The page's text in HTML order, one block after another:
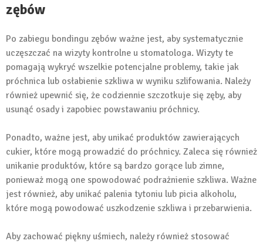
zębów
Po zabiegu bondingu zębów ważne jest, aby systematycznie
uczęszczać na wizyty kontrolne u stomatologa. Wizyty te
pomagają wykryć wszelkie potencjalne problemy, takie jak
próchnica lub osłabienie szkliwa w wyniku szlifowania. Należy
również upewnić się, że codziennie szczotkuje się zęby, aby
usunąć osady i zapobiec powstawaniu próchnicy.
Ponadto, ważne jest, aby unikać produktów zawierających
cukier, które mogą prowadzić do próchnicy. Zaleca się również
unikanie produktów, które są bardzo gorące lub zimne,
ponieważ mogą one spowodować podrażnienie szkliwa. Ważne
jest również, aby unikać palenia tytoniu lub picia alkoholu,
które mogą powodować uszkodzenie szkliwa i przebarwienia.
Aby zachować piękny uśmiech, należy również stosować